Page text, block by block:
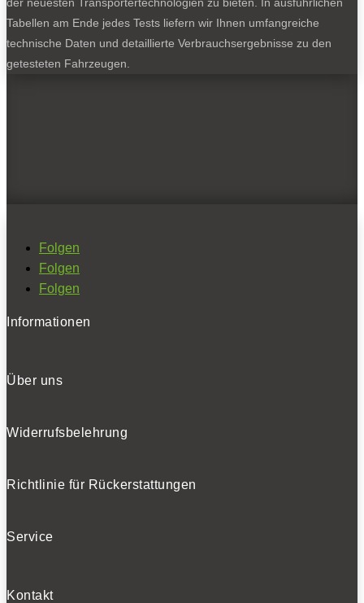
Tabellen am Ende jedes Tests liefern wir Ihnen umfangreiche
technische Daten und detaillierte Verbrauchsergebnisse zu den
getesteten Fahrzeugen.
Folgen
Folgen
Folgen
Informationen
Über uns
Widerrufsbelehrung
Richtlinie für Rückerstattungen
Service
Kontakt